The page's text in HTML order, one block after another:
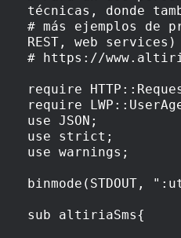
técnicas, donde
# más ejemplos de
REST, web services)
# https://
require
require
use JSON;
use strict;
use warnings;
binmode(STDOUT,
sub altiriaSms{